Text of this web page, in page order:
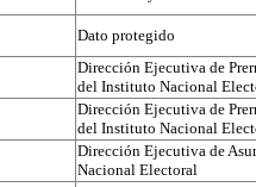
Dato protegido
Dirección Ejecutiva de
del Instituto Nacional
Dirección Ejecutiva de
del Instituto Nacional
Dirección Ejecutiva de
Nacional Electoral